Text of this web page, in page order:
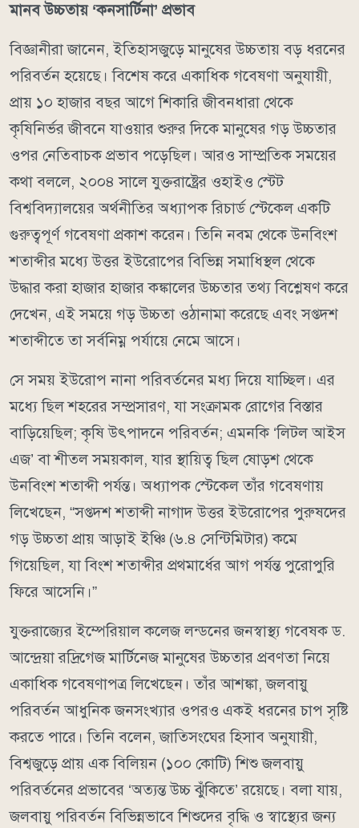
মানব উচ্চতায় ‘কনসার্টিনা’ প্রভাব
বিজ্ঞানীরা জানেন, ইতিহাসজুড়ে মানুষের উচ্চতায় বড় ধরনের
পরিবর্তন হয়েছে। বিশেষ করে একাধিক গবেষণা অনুযায়ী,
প্রায় ১০ হাজার বছর আগে শিকারি জীবনধারা থেকে
কৃষিনির্ভর জীবনে যাওয়ার শুরুর দিকে মানুষের গড় উচ্চতার
ওপর নেতিবাচক প্রভাব পড়েছিল। আরও সাম্প্রতিক সময়ের
কথা বললে, ২০০৪ সালে যুক্তরাষ্ট্রের ওহাইও স্টেট
বিশ্ববিদ্যালয়ের অর্থনীতির অধ্যাপক রিচার্ড স্টেকেল একটি
গুরুত্বপূর্ণ গবেষণা প্রকাশ করেন। তিনি নবম থেকে উনবিংশ
শতাব্দীর মধ্যে উত্তর ইউরোপের বিভিন্ন সমাধিস্থল থেকে
উদ্ধার করা হাজার হাজার কঙ্কালের উচ্চতার তথ্য বিশ্লেষণ করে
দেখেন, এই সময়ে গড় উচ্চতা ওঠানামা করেছে এবং সপ্তদশ
শতাব্দীতে তা সর্বনিম্ন পর্যায়ে নেমে আসে।
সে সময় ইউরোপ নানা পরিবর্তনের মধ্য দিয়ে যাচ্ছিল। এর
মধ্যে ছিল শহরের সম্প্রসারণ, যা সংক্রামক রোগের বিস্তার
বাড়িয়েছিল; কৃষি উৎপাদনে পরিবর্তন; এমনকি ‘লিটল আইস
এজ’ বা শীতল সময়কাল, যার স্থায়িত্ব ছিল ষোড়শ থেকে
উনবিংশ শতাব্দী পর্যন্ত। অধ্যাপক স্টেকেল তাঁর গবেষণায়
লিখেছেন, “সপ্তদশ শতাব্দী নাগাদ উত্তর ইউরোপের পুরুষদের
গড় উচ্চতা প্রায় আড়াই ইঞ্চি (৬.৪ সেন্টিমিটার) কমে
গিয়েছিল, যা বিংশ শতাব্দীর প্রথমার্ধের আগ পর্যন্ত পুরোপুরি
ফিরে আসেনি।”
যুক্তরাজ্যের ইম্পেরিয়াল কলেজ লন্ডনের জনস্বাস্থ্য গবেষক ড.
আন্দ্রেয়া রদ্রিগেজ মার্টিনেজ মানুষের উচ্চতার প্রবণতা নিয়ে
একাধিক গবেষণাপত্র লিখেছেন। তাঁর আশঙ্কা, জলবায়ু
পরিবর্তন আধুনিক জনসংখ্যার ওপরও একই ধরনের চাপ সৃষ্টি
করতে পারে। তিনি বলেন, জাতিসংঘের হিসাব অনুযায়ী,
বিশ্বজুড়ে প্রায় এক বিলিয়ন (১০০ কোটি) শিশু জলবায়ু
পরিবর্তনের প্রভাবের ‘অত্যন্ত উচ্চ ঝুঁকিতে’ রয়েছে। বলা যায়,
জলবায়ু পরিবর্তন বিভিন্নভাবে শিশুদের বৃদ্ধি ও স্বাস্থ্যের জন্য